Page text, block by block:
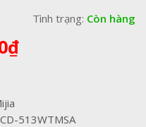
Tình trạng: Còn hàng
₫Giá
12,790,000₫.
513WTMSA